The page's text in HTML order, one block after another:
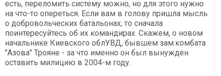
есть, переломить систему можно, но для этого нужно
на что-то опереться. Если вам в голову пришла мысль
о добровольческих батальонах, то сначала
поинтересуйтесь об их командирах. Скажем, о новом
начальнике Киевского облУВД, бывшем зам.комбата
"Азова" Трояне - за что именно он был вынужден
оставить милицию в 2004-м году.